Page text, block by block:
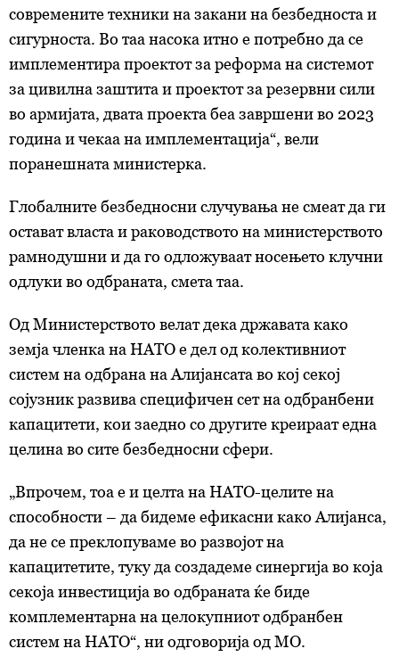
современите техники на закани на безбедноста и
сигурноста. Во таа насока итно е потребно да се
имплементира проектот за реформа на системот
за цивилна заштита и проектот за резервни сили
во армијата, двата проекта беа завршени во 2023
година и чекаа на имплементација“, вели
поранешната министерка.
Глобалните безбедносни случувања не смеат да ги
остават власта и раководството на министерството
рамнодушни и да го одложуваат носењето клучни
одлуки во одбраната, смета таа.
Од Министерството велат дека државата како
земја членка на НАТО е дел од колективниот
систем на одбрана на Алијансата во кој секој
сојузник развива специфичен сет на одбранбени
капацитети, кои заедно со другите креираат една
целина во сите безбедносни сфери.
„Впрочем, тоа е и целта на НАТО-целите на
способности – да бидеме ефикасни како Алијанса,
да не се преклопуваме во развојот на
капацитетите, туку да создадеме синергија во која
секоја инвестиција во одбраната ќе биде
комплементарна на целокупниот одбранбен
систем на НАТО“, ни одговорија од МО.